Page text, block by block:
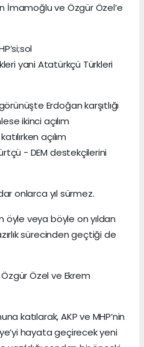
İmamoğlu ve Özgür Özel’e
yani Atatürkçü Türkleri
Erdoğan karşıtlığı
ikinci açılım
açılım
- DEM destekçilerini
onlarca yıl sürmez.
öyle veya böyle on yıldan
sürecinden geçtiği de
Özgür Özel ve Ekrem
katılarak, AKP ve MHP’nin
hayata geçirecek yeni